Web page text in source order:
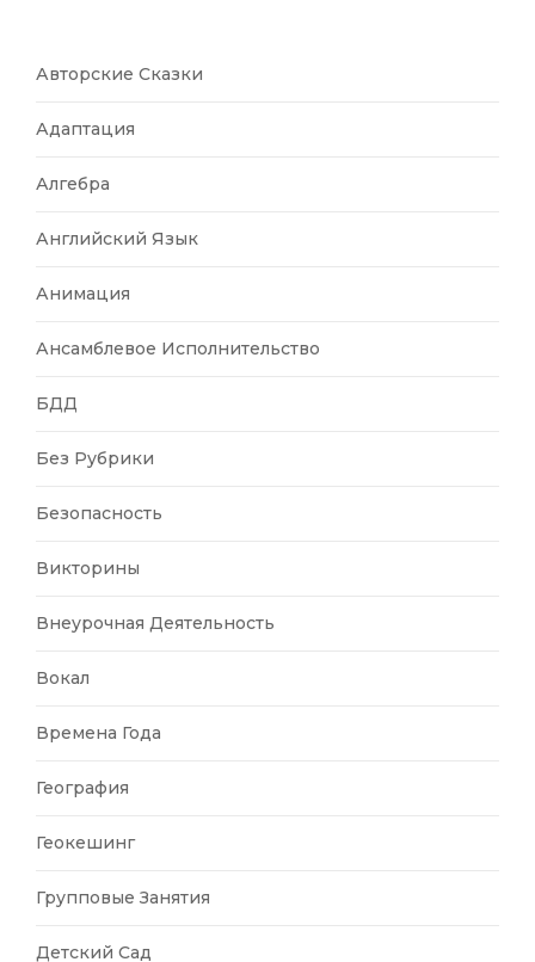
Авторские Сказки
Адаптация
Алгебра
Английский Язык
Анимация
Ансамблевое Исполнительство
БДД
Без Рубрики
Безопасность
Викторины
Внеурочная Деятельность
Вокал
Времена Года
География
Геокешинг
Групповые Занятия
Детский Сад